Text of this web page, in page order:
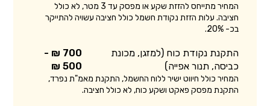
המחיר מתייחס להזזת שקע או מפסק עד 3 מטר, לא כולל
חציבה. עלות הזזת נקודת חשמל כולל חציבה עשויה להתייקר
בכ- 20%.
התקנת נקודת כוח (למזגן, מכונת
כביסה, תנור אפייה)
700 ₪ -
500 ₪
המחיר כולל חיווט ישיר ללוח החשמל, התקנת מאמ"ת נפרד,
התקנת מפסק פאקט ושקע כוח, לא כולל חציבה.